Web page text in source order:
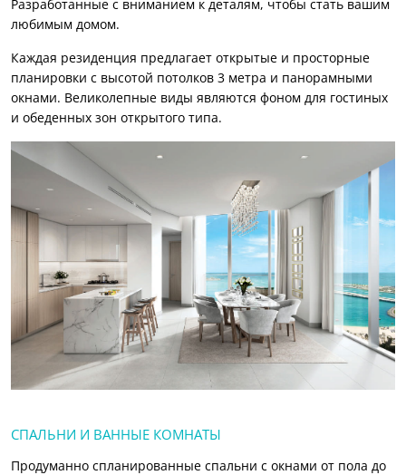
Разработанные с вниманием к деталям, чтобы стать вашим
любимым домом.
Каждая резиденция предлагает открытые и просторные
планировки с высотой потолков 3 метра и панорамными
окнами. Великолепные виды являются фоном для гостиных
и обеденных зон открытого типа.
СПАЛЬНИ И ВАННЫЕ КОМНАТЫ
Продуманно спланированные спальни с окнами от пола до